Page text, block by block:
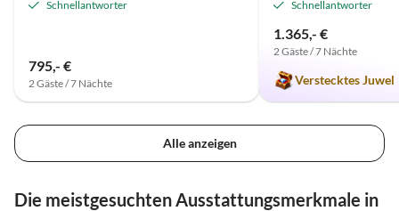
Schnellantworter
795,- €
2 Gäste / 7 Nächte
Schnellantworter
1.365,- €
2 Gäste / 7 Nächte
Verstecktes Juwel
Alle anzeigen
Die meistgesuchten Ausstattungsmerkmale in